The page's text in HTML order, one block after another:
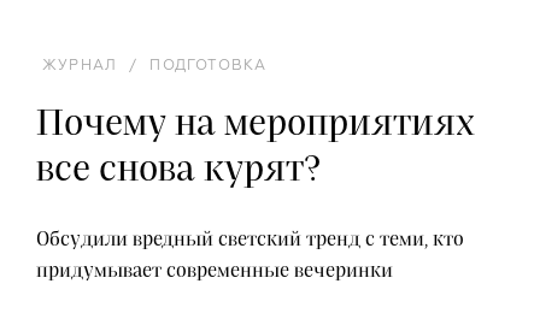
ЖУРНАЛ / ПОДГОТОВКА
Почему на мероприятиях
все снова курят?
Обсудили вредный светский тренд с теми, кто
придумывает современные вечеринки